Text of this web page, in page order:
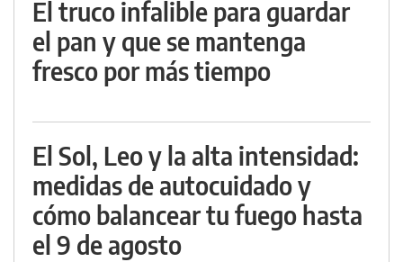
El truco infalible para guardar
el pan y que se mantenga
fresco por más tiempo
El Sol, Leo y la alta intensidad:
medidas de autocuidado y
cómo balancear tu fuego hasta
el 9 de agosto